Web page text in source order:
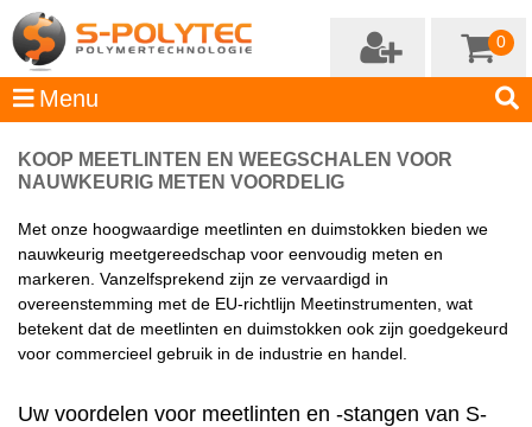
0
KOOP MEETLINTEN EN WEEGSCHALEN VOOR
NAUWKEURIG METEN VOORDELIG
Met onze hoogwaardige meetlinten en duimstokken bieden we
nauwkeurig meetgereedschap voor eenvoudig meten en
markeren. Vanzelfsprekend zijn ze vervaardigd in
overeenstemming met de EU-richtlijn Meetinstrumenten, wat
betekent dat de meetlinten en duimstokken ook zijn goedgekeurd
voor commercieel gebruik in de industrie en handel.
Uw voordelen voor meetlinten en -stangen van S-